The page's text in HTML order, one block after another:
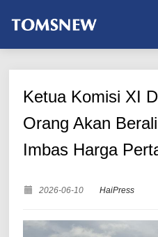
Ketua Komisi XI
Orang Akan
Imbas Harga
2026-06-10 HaiPress